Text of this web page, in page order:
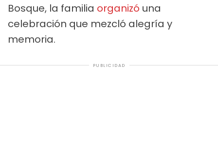
Bosque, la familia organizó una
celebración que mezcló alegría y
memoria.
PUBLICIDAD